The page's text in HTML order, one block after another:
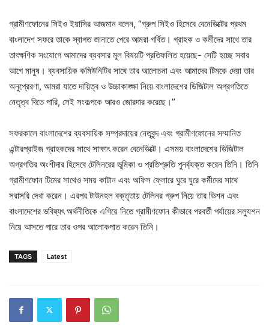
গ্রামীণফোনের সিইও ইয়াসির আজমান বলেন, “গ্রুপ সিইও হিসেবে বেনেডিক্টের প্রথম
বাংলাদেশ সফরে তাকে স্বাগত জানাতে পেরে আমরা গর্বিত। গ্রাহক ও কর্মীদের সাথে তার
তাৎক্ষণিক সংযোগে আমাদের ব্যবসার মূল বিষয়টি প্রতিফলিত হয়েছে- সেটি হচ্ছে সবার
আগে মানুষ। ব্যবসায়িক কমিউনিটির সাথে তার আলোচনা এবং আমাদের টিমকে দেয়া তার
অনুপ্রেরণা, আমরা যাতে দায়িত্ব ও উচ্চাকাঙ্ক্ষা নিয়ে বাংলাদেশের ডিজিটাল অগ্রগতিতে
নেতৃত্ব দিতে পারি, সেই সংকল্পকে আরও জোরদার করেছে।”
সফরকালে বাংলাদেশের ব্যবসায়িক সম্প্রদায়ের নেতৃবৃন্দ এবং গ্রামীণফোনের সম্মানিত
এন্টারপ্রাইজ গ্রাহকদের সাথে সাক্ষাৎ করেন বেনেডিক্টে। এসময় বাংলাদেশের ডিজিটাল
অগ্রগতির অংশীদার হিসেবে টেলিনরের ভূমিকা ও প্রতিশ্রুতি পুনর্ব্যক্ত করেন তিনি। তিনি
গ্রামীণফোন টিমের সাথেও সময় কাটান এবং অফিস ফ্লোরে ঘুরে ঘুরে কর্মীদের সাথে
সরাসরি দেখা করেন। এরপর টাউনহল বক্তৃতায় টেলিনর গ্রুপ নিয়ে তার ভিশন এবং
বাংলাদেশের ভবিষ্যৎ অর্থনীতিকে এগিয়ে নিতে গ্রামীণফোন কীভাবে পরবর্তী পর্যায়ের সল্যুশন
নিয়ে আসতে পারে তার ওপর আলোকপাত করেন তিনি।
TAGS Latest